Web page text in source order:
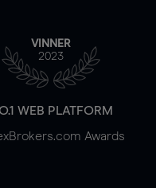
VINNER
2023
WEB PLATFORM
Awards